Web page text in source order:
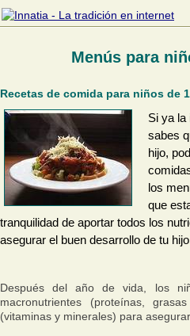
Menús para
Recetas de comida para niños de
Si ya la
sabes
hijo,
los
que
tranquilidad de aportar todos los
asegurar el buen desarrollo de tu
Después del año de vida, los
macronutrientes (proteínas,
(vitaminas y minerales) para